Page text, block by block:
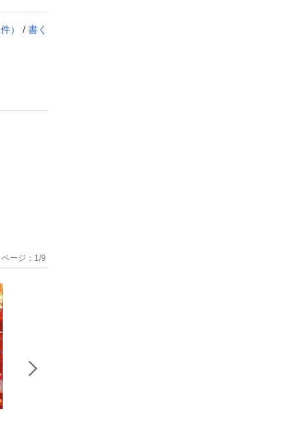
件） / 書く
ページ： 1 /9